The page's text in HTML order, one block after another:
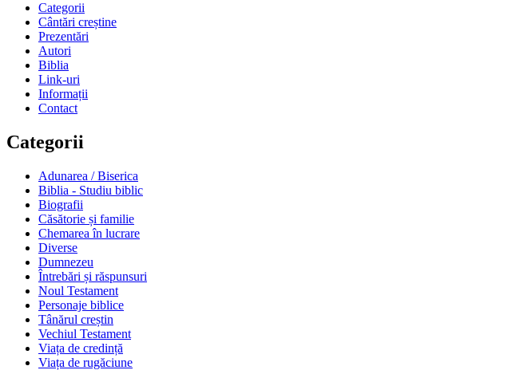
Categorii
Cântări creștine
Prezentări
Autori
Biblia
Link-uri
Informații
Contact
Categorii
Adunarea / Biserica
Biblia - Studiu biblic
Biografii
Căsătorie și familie
Chemarea în lucrare
Diverse
Dumnezeu
Întrebări și răspunsuri
Noul Testament
Personaje biblice
Tânărul creștin
Vechiul Testament
Viața de credință
Viața de rugăciune